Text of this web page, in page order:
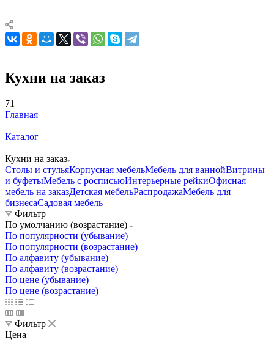
Кухни на заказ
71
Главная
—
Каталог
—
Кухни на заказ
Столы и стульяКорпусная мебельМебель для ваннойВитрины
и буфетыМебель с росписьюИнтерьерные рейкиОфисная
мебель на заказДетская мебельРаспродажаМебель для
бизнесаСадовая мебель
Фильтр
По умолчанию (возрастание)
По популярности (убывание)
По популярности (возрастание)
По алфавиту (убывание)
По алфавиту (возрастание)
По цене (убывание)
По цене (возрастание)
Фильтр
Цена